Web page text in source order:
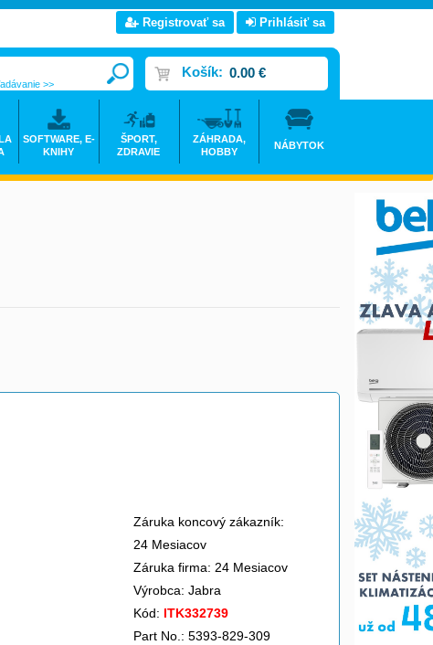
Záruka koncový zákazník:
24 Mesiacov
Záruka firma: 24 Mesiacov
Výrobca: Jabra
Kód: ITK332739
Part No.: 5393-829-309
Registrovať sa Prihlásiť sa
Košík: 0.00 €
>>
SOFTWARE, E-
KNIHY
ŠPORT,
ZDRAVIE
ZÁHRADA,
HOBBY
NÁBYTOK